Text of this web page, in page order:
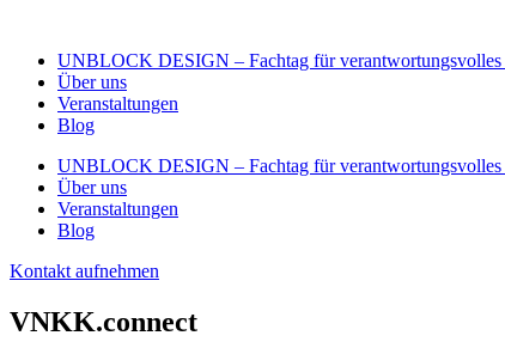
wechselnUNBLOCK DESIGN – Fachtag für verantwortungsvolles
Über uns
Veranstaltungen
Blog
UNBLOCK DESIGN – Fachtag für verantwortungsvolles
Über uns
Veranstaltungen
Blog
Kontakt aufnehmen
VNKK.connect